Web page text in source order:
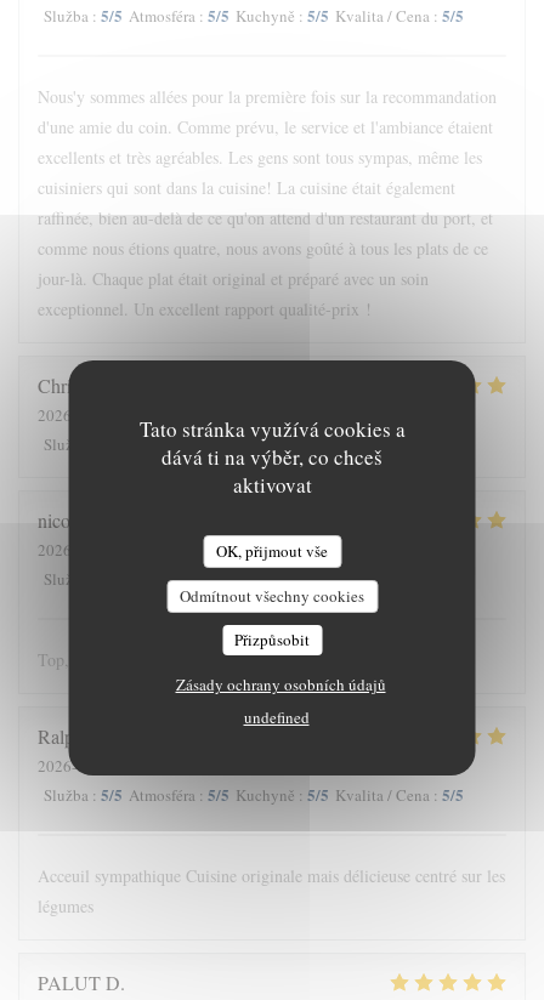
Tato stránka využívá cookies a
dává ti na výběr, co chceš
aktivovat
OK, přijmout vše
Odmítnout všechny cookies
Přizpůsobit
Zásady ochrany osobních údajů
undefined
Služba : 5/5 Atmosféra : 5/5 Kuchyně : 5/5 Kvalita / Cena : 5/5
Nous'y sommes allées pour la première fois sur la recommandation
d'une amie du coin. Comme prévu, le service et l'ambiance étaient
excellents et très agréables. Les gens sont tous sympas, même les
cuisiniers qui sont dans la cuisine! La cuisine était également
raffinée, bien au-delà de ce qu'on attend d'un restaurant du port, et
comme nous étions quatre, nous avons goûté à tous les plats de ce
jour-là. Chaque plat était original et préparé avec un soin
exceptionnel. Un excellent rapport qualité-prix !
Christine
2026-08-06
Služba
Atmosféra: 5/5 Kuchyně: 5/5 Kvalita / Cena
nicolas
2026-08-06
- 13:00 - Hosté 3
Služba
Atmosféra:5/5 Kuchyně:5/5 Kvalita / Cena
Top, comme d'hab, un délice
Ralph
2026-08-03
Služba : 5/5 Atmosféra : 5/5 Kuchyně : 5/5 Kvalita / Cena : 5/5
Acceuil sympathique Cuisine originale mais délicieuse centré sur les
légumes
PALUTD